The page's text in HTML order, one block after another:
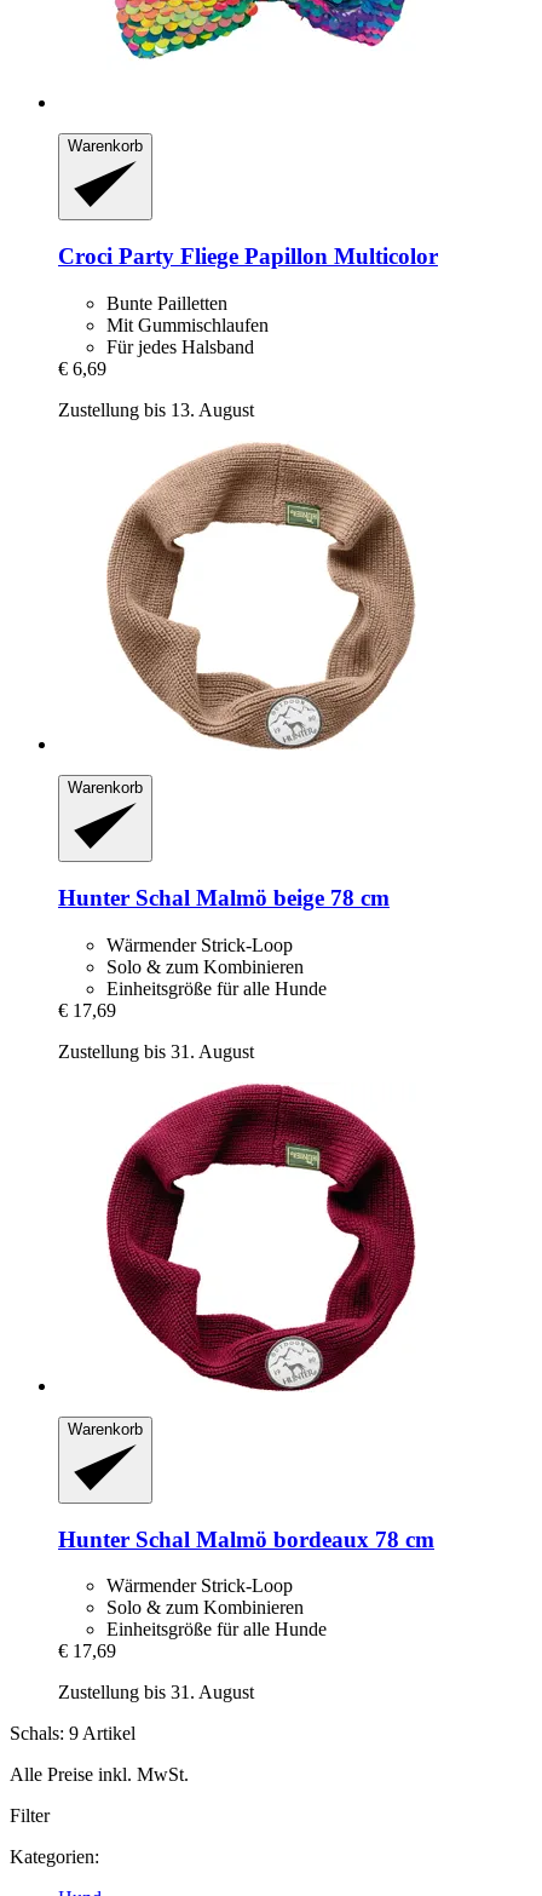
Warenkorb
Croci Party Fliege Papillon Multicolor
Bunte Pailletten
Mit Gummischlaufen
Für jedes Halsband
€ 6,69
Zustellung bis 13. August
Warenkorb
Hunter Schal Malmö beige 78 cm
Wärmender Strick-Loop
Solo & zum Kombinieren
Einheitsgröße für alle Hunde
€ 17,69
Zustellung bis 31. August
Warenkorb
Hunter Schal Malmö bordeaux 78 cm
Wärmender Strick-Loop
Solo & zum Kombinieren
Einheitsgröße für alle Hunde
€ 17,69
Zustellung bis 31. August
Schals: 9 Artikel
Alle Preise inkl. MwSt.
Filter
Kategorien: